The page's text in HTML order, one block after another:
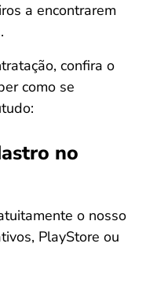
a encontrarem
confira o
como se
no
o nosso
PlayStore ou